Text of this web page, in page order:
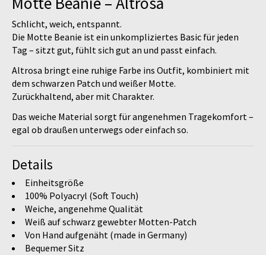
Schlicht, weich, entspannt.
Die Motte Beanie ist ein unkompliziertes Basic für jeden
Tag – sitzt gut, fühlt sich gut an und passt einfach.
Altrosa bringt eine ruhige Farbe ins Outfit, kombiniert mit
dem schwarzen Patch und weißer Motte.
Zurückhaltend, aber mit Charakter.
Das weiche Material sorgt für angenehmen Tragekomfort –
egal ob draußen unterwegs oder einfach so.
Details
Einheitsgröße
100% Polyacryl (Soft Touch)
Weiche, angenehme Qualität
Weiß auf schwarz gewebter Motten-Patch
Von Hand aufgenäht (made in Germany)
Bequemer Sitz